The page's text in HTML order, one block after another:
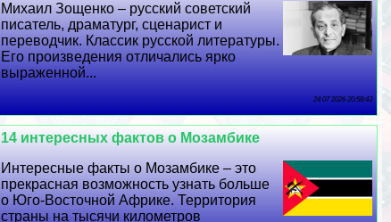
Михаил Зощенко – русский советский
писатель, драматург, сценарист и
переводчик. Классик русской литературы.
Его произведения отличались ярко
выраженной...
24 07 2026 20:58:43
14 интересных фактов о Мозамбике
Интересные факты о Мозамбике – это
прекрасная возможность узнать больше
о Юго-Восточной Африке. Территория
страны на тысячи километров